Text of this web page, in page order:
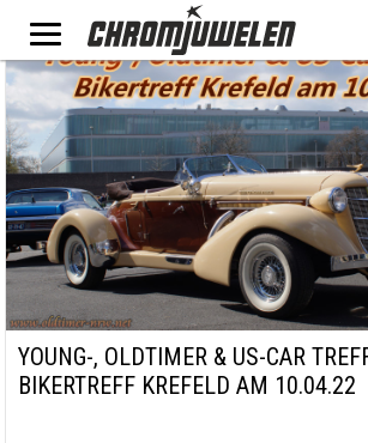
YOUNG-, OLDTIMER & US-CAR
BIKERTREFF KREFELD AM 10.04.22